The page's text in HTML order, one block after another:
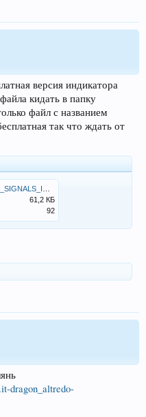
версия индикатора
кидать в папку
файл с названием
так что ждать от
61,2 КБ
92
dragon_altredo-